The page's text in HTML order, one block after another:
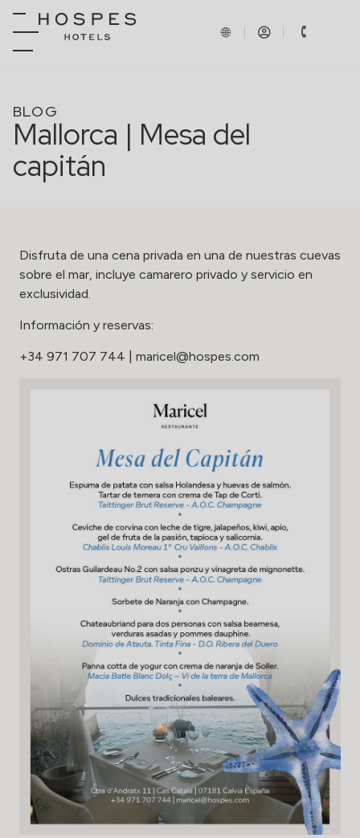
BLOG
Mallorca | Mesa del
capitán
Disfruta de una cena privada en una de nuestras cuevas
sobre el mar, incluye camarero privado y servicio en
exclusividad.
Información y reservas:
+34 971 707 744 maricel@hospes.com